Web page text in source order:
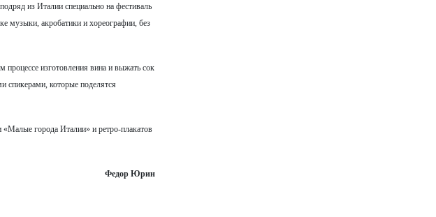
из Италии специально на фестиваль
музыки, акробатики и хореографии, без
процессе изготовления вина и выжать сок
спикерами, которые поделятся
«Малые города Италии» и ретро-плакатов
Федор Юрин